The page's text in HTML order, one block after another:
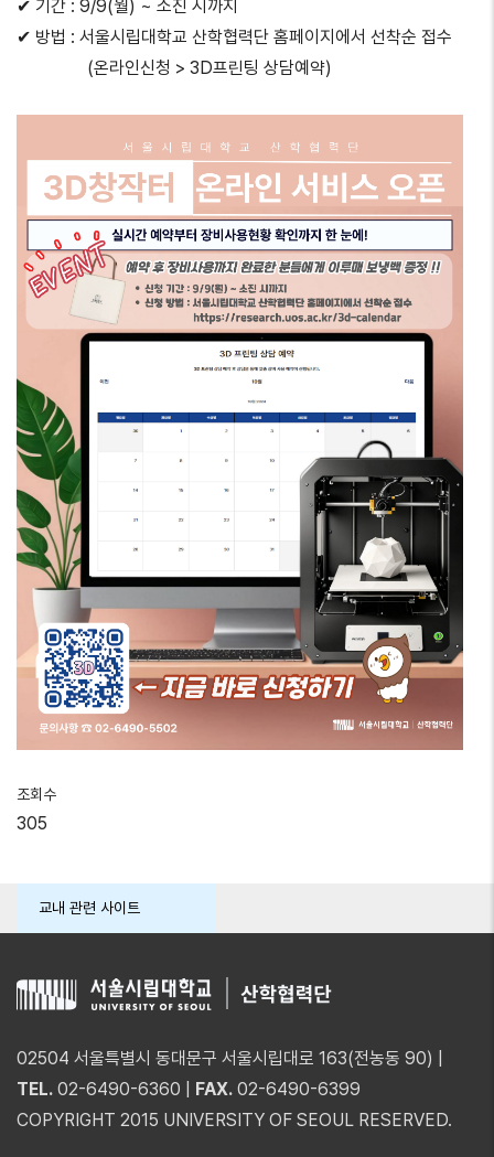
✔ 기간 : 9/9(월) ~ 소진 시까지
✔ 방법 : 서울시립대학교 산학협력단 홈페이지에서 선착순 접수
(온라인신청 > 3D프린팅 상담예약)
조회수
305
교내 관련 사이트
02504 서울특별시 동대문구 서울시립대로 163(전농동 90) |
TEL. 02-6490-6360 | FAX. 02-6490-6399
COPYRIGHT 2015 UNIVERSITY OF SEOUL RESERVED.